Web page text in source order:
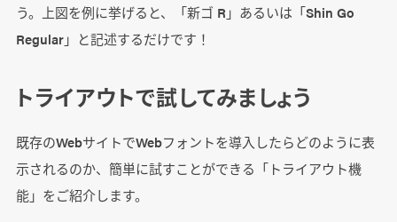
う。上図を例に挙げると、「新ゴ R」あるいは「Shin Go
Regular」と記述するだけです！
トライアウトで試してみましょう
既存のWebサイトでWebフォントを導入したらどのように表
示されるのか、簡単に試すことができる「トライアウト機
能」をご紹介します。